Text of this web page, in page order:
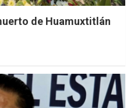
de Huamuxtitlán